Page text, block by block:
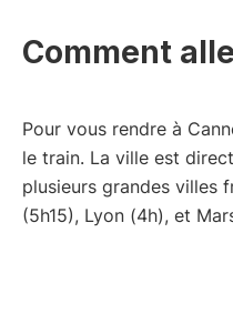
Comment
Pour vous rendre à
le train. La ville est
plusieurs grandes villes
(5h15), Lyon (4h), et